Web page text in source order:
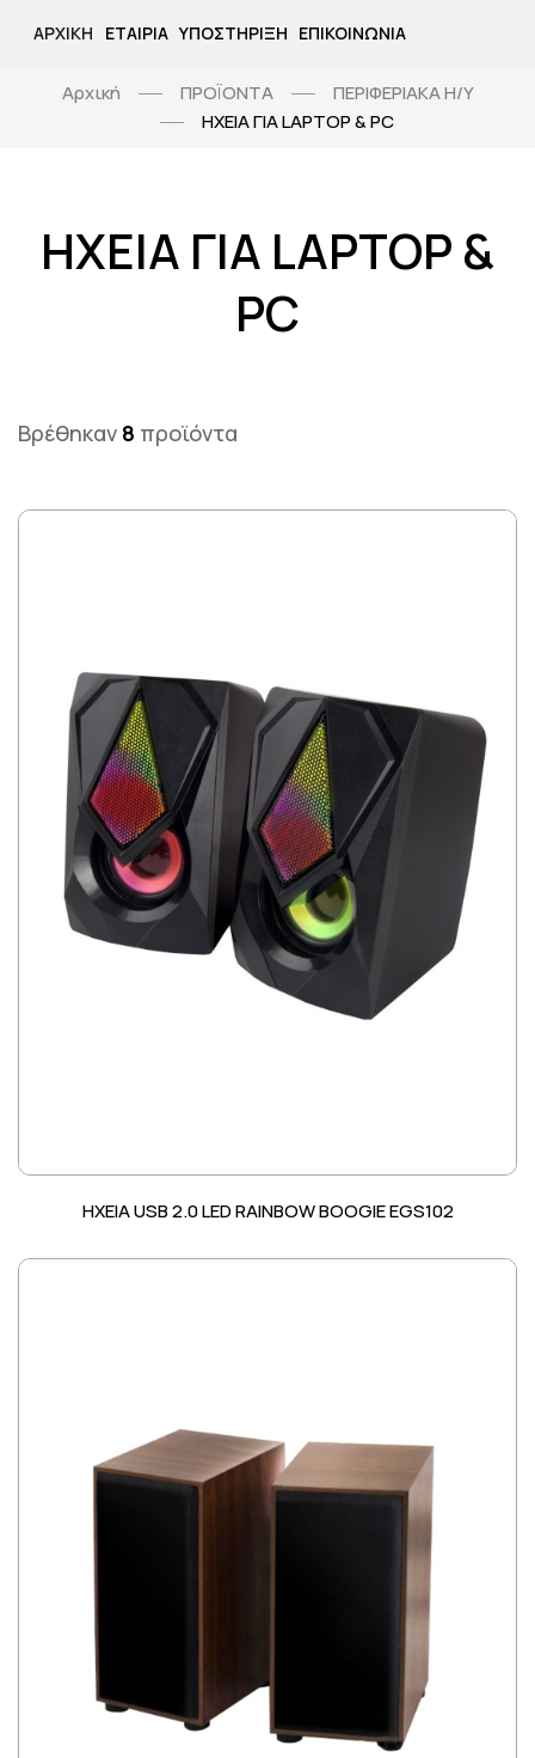
ΑΡΧΙΚΉ ΕΤΑΙΡΊΑ ΥΠΟΣΤΉΡΙΞΗ ΕΠΙΚΟΙΝΩΝΊΑ
Αρχική ΠΡΟΪΟΝΤΑ
ΠΕΡΙΦΕΡΙΑΚΑ Η/Υ
ΗΧΕΙΑ ΓΙΑ LAPTOP & PC
ΗΧΕΙΑ ΓΙΑ LAPTOP &
PC
Βρέθηκαν 8 προϊόντα
ΗΧΕΙΑ USB 2.0 LED RAINBOW BOOGIE EGS102